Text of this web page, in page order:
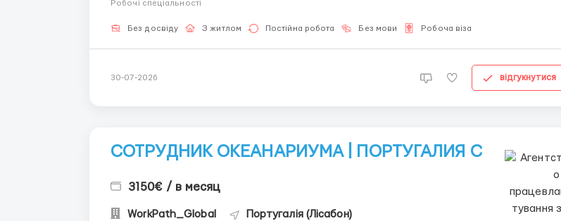
Робочі спеціальності
Без досвіду З житлом Постійна робота Без мови Робоча віза
30-07-2026 відгукнутися
СОТРУДНИК ОКЕАНАРИУМА | ПОРТУГАЛИЯ С
3150€ / в месяц
WorkPath_Global Португалія (Лісабон)